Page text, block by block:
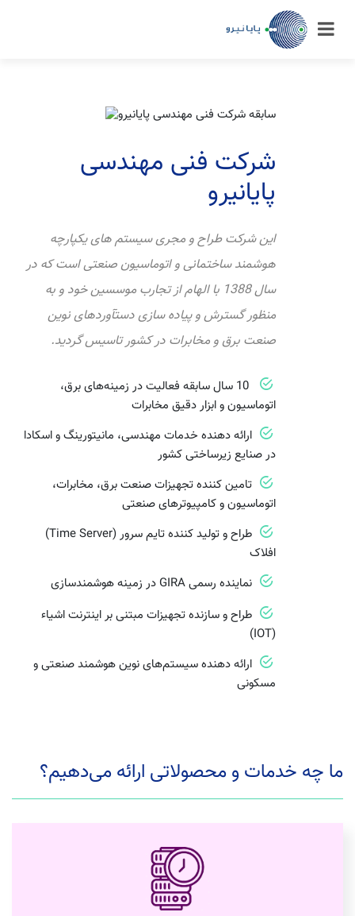
شرکت فنی مهندسی
پایانیرو
این شرکت طراح و مجری سیستم های یکپارچه
هوشمند ساختمانی و اتوماسیون صنعتی است که در
سال 1388 با الهام از تجارب موسسین خود و به
منظور گسترش و پیاده سازی دستآوردهای نوین
صنعت برق و مخابرات در کشور تاسیس گردید.
10 سال سابقه فعالیت در زمینه‌های برق،
اتوماسیون و ابزار دقیق مخابرات
ارائه دهنده خدمات مهندسی، مانیتورینگ و اسکادا
در صنایع زیرساختی کشور
تامین کننده تجهیزات صنعت برق، مخابرات،
اتوماسیون و کامپیوترهای صنعتی
طراح و تولید کننده تایم سرور (Time Server)
افلاک
نماینده رسمی GIRA در زمینه هوشمندسازی
طراح و سازنده تجهیزات مبتنی بر اینترنت اشیاء
(IOT)
ارائه دهنده سیستم‌های نوین هوشمند صنعتی و
مسکونی
ما چه خدمات و محصولاتی ارائه می‌دهیم؟